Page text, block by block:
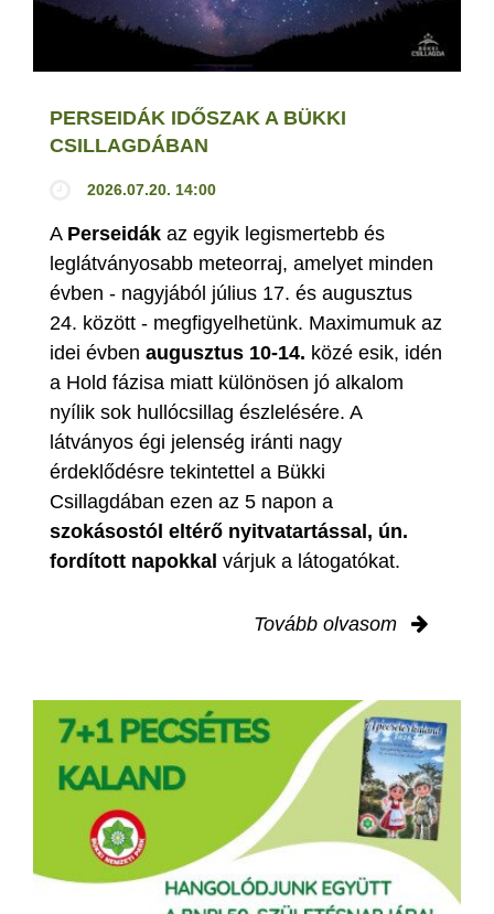
PERSEIDÁK IDŐSZAK A BÜKKI
CSILLAGDÁBAN
2026.07.20. 14:00
A Perseidák az egyik legismertebb és
leglátványosabb meteorraj, amelyet minden
évben - nagyjából július 17. és augusztus
24. között - megfigyelhetünk. Maximumuk az
idei évben augusztus 10-14. közé esik, idén
a Hold fázisa miatt különösen jó alkalom
nyílik sok hullócsillag észlelésére. A
látványos égi jelenség iránti nagy
érdeklődésre tekintettel a Bükki
Csillagdában ezen az 5 napon a
szokásostól eltérő nyitvatartással, ún.
fordított napokkal várjuk a látogatókat.
Tovább olvasom